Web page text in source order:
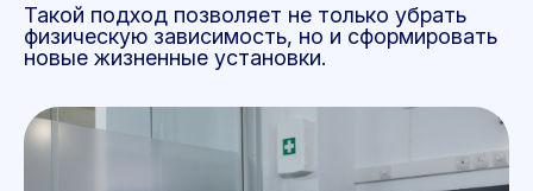
Такой подход позволяет не только убрать
физическую зависимость, но и сформировать
новые жизненные установки.